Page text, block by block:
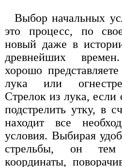
Выбор начальных
это процесс, по
новый даже в
древнейших
хорошо
лука или
Стрелок из лука, если
подстрелить утку, в
находит все
условия. Выбирая
стрельбы, он
координаты,